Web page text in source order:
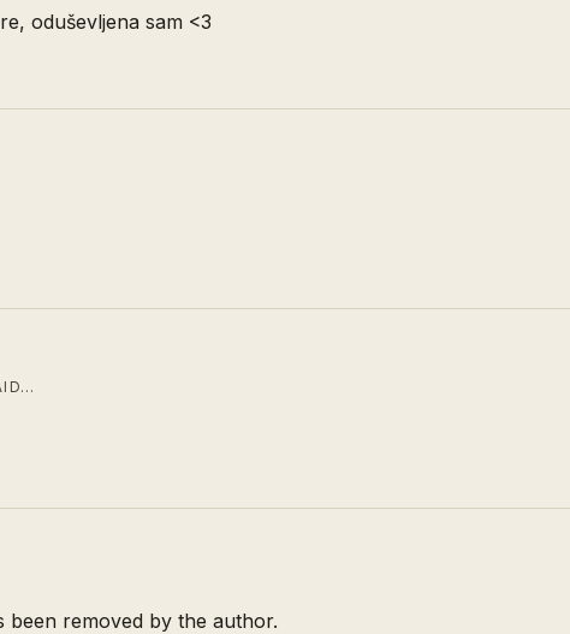
oduševljena sam <3
been removed by the author.